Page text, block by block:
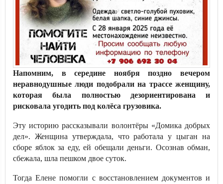
Напомним, в середине ноября поздно вечером
неравнодушные люди подобрали на трассе женщину,
которая была полностью дезориентирована и
рисковала угодить под колёса грузовика.
Эту историю рассказывали волонтёры «Домика добрых
дел». Женщина утверждала, что работала у цыган на
сборе яблок за еду, ей обещали деньги. Осознав обман,
сбежала, шла пешком двое суток.
Тогда Елене помогли с восстановлением документов и